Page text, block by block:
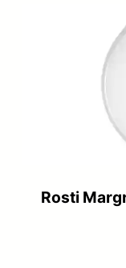
Rosti